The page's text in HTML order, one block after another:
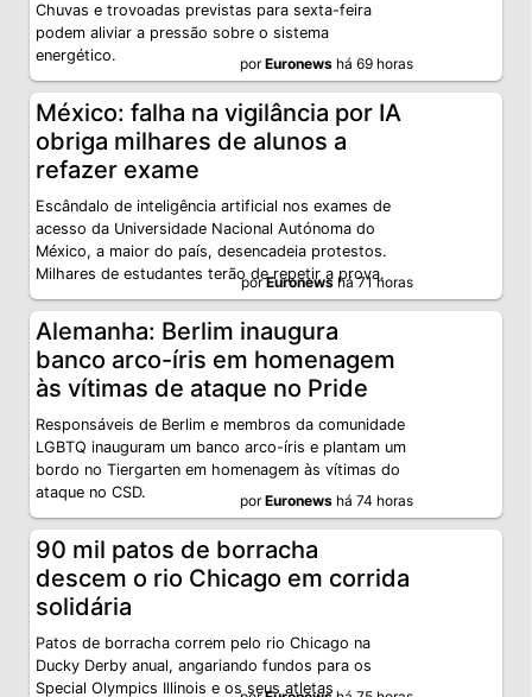
Chuvas e trovoadas previstas para sexta-feira
podem aliviar a pressão sobre o sistema
energético.
porEuronews há 69 horas
México: falha na vigilância por IA
obriga milhares de alunos a
refazer exame
Escândalo de inteligência artificial nos exames de
acesso da Universidade Nacional Autónoma do
México, a maior do país, desencadeia protestos.
Milhares de estudantes terão de repetir a prova.
porEuronews há 71 horas
Alemanha: Berlim inaugura
banco arco-íris em homenagem
às vítimas de ataque no Pride
Responsáveis de Berlim e membros da comunidade
LGBTQ inauguram um banco arco-íris e plantam um
bordo no Tiergarten em homenagem às vítimas do
ataque no CSD.
porEuronews há 74 horas
90 mil patos de borracha
descem o rio Chicago em corrida
solidária
Patos de borracha correm pelo rio Chicago na
Ducky Derby anual, angariando fundos para os
Special Olympics Illinois e os seus atletas